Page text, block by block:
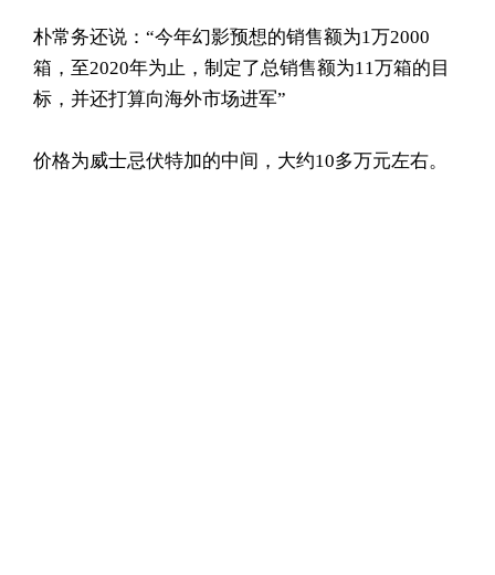
朴常务还说：“今年幻影预想的销售额为1万2000
箱，至2020年为止，制定了总销售额为11万箱的目
标，并还打算向海外市场进军”
价格为威士忌伏特加的中间，大约10多万元左右。